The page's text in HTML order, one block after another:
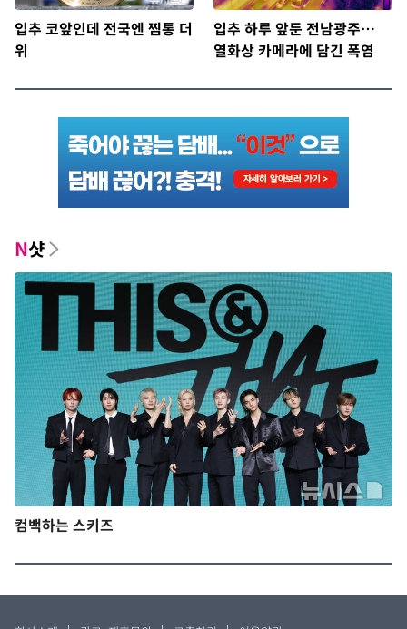
입추 코앞인데 전국엔 찜통 더
위
입추 하루 앞둔 전남광주…
열화상 카메라에 담긴 폭염
N샷
컴백하는 스키즈